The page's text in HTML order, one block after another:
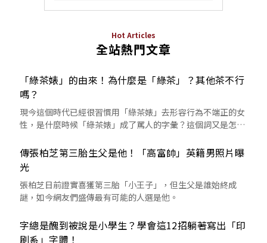
Hot Articles
全站熱門文章
「綠茶婊」的由來！為什麼是「綠茶」？其他茶不行
嗎？
現今這個時代已經很習慣用「綠茶婊」去形容行為不端正的女
性，是什麼時候「綠茶婊」成了罵人的字彙？這個詞又是怎麼
傳張柏芝第三胎生父是他！「高富帥」英籍男照片曝
光
張柏芝日前證實喜獲第三胎「小王子」，但生父是誰始終成
謎，如今網友們盛傳最有可能的人選是他。
字總是醜到被說是小學生？學會這12招躺著寫出「印
刷系」字體！